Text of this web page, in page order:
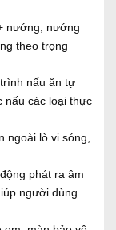
nướng, nướng
theo trọng
nấu ăn tự
nấu các loại thực
ngoài lò vi sóng,
phát ra âm
người dùng